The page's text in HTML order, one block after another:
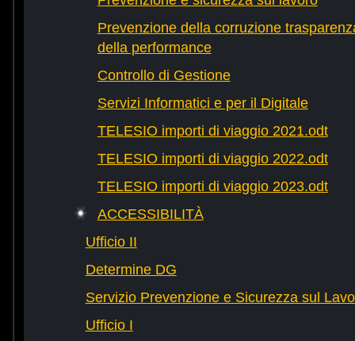
Prevenzione della corruzione
della performance
Controllo di Gestione
Servizi Informatici e per il Digitale
TELESIO importi di viaggio 2021.odt
TELESIO importi di viaggio 2022.odt
TELESIO importi di viaggio 2023.odt
ACCESSIBILITÀ
Ufficio II
Determine DG
Servizio Prevenzione e Sicurezza sul
Ufficio I